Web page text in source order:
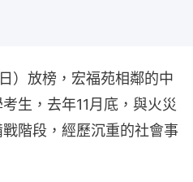
）放榜，宏福苑相鄰的中
生，去年11月底，與火災
階段，經歷沉重的社會事